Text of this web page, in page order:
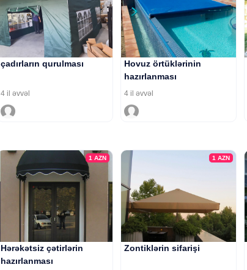
çadırların qurulması
4 il əvvəl
Hovuz örtüklərinin
hazırlanması
4 il əvvəl
1 AZN
Hərəkətsiz çətirlərin
hazırlanması
1 AZN
Zontiklərin sifarişi